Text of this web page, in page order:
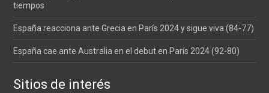
tiempos
España reacciona ante Grecia en París 2024 y sigue viva (84-77)
España cae ante Australia en el debut en París 2024 (92-80)
Sitios de interés